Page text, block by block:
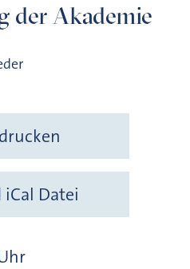
der Akademie
Datei